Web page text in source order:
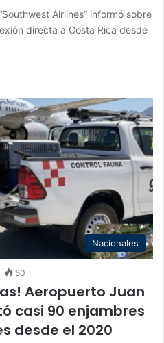
Airlines” informó sobre
directa a Costa Rica desde
Nacionales
50
Aeropuerto Juan
casi 90 enjambres
desde el 2020